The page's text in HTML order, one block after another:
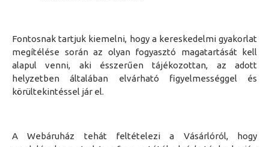
Fontosnak tartjuk kiemelni, hogy akereskedelmi gyakorlat
megítélése során az olyan fogyasztó magatartását kell
alapul venni, aki ésszerűen tájékozottan, az adott
helyzetben általában elvárható figyelmességgel és
körültekintéssel jár el.
A Webáruház tehát feltételezi a Vásárlóról, hogy